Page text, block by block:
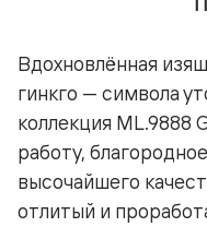
Вдохновлённая
гинкго — символа
коллекция ML.9888
работу,
высочайшего
отлитый и